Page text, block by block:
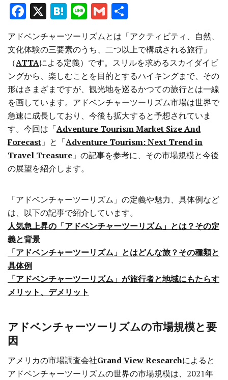
F
a
ce
b
o
o
k
X H
at
e
n
a
Li
n
e
G
m
ai
l
有
アドベンチャーツーリズムとは「アクティビティ、自然、
文化体験の三要素のうち、二つ以上で構成される旅行」
（ATTAによる定義）です。スリルを求めるスカイダイビ
ングから、楽しむことを目的とするハイキングまで、その
形はさまざまですが、観光地を巡るかつての旅行とは一線
を画しています。アドベンチャーツーリズム市場は世界で
急速に成長しており、今後も拡大すると予想されていま
す。今回は「Adventure Tourism Market Size And
Forecast 」と「Adventure Tourism: Next Trend in
Travel Treasure 」の記事を参考に、その市場規模と今後
の展望を紹介します。
「アドベンチャーツーリズム」の定義や魅力、具体例など
は、以下の記事で紹介しています。
人気急上昇の「アドベンチャーツーリズム」とは？その定
義と背景
「アドベンチャーツーリズム」とはどんな旅？その種類と
具体例
「アドベンチャーツーリズム」が旅行者と地域にもたらす
メリット、デメリット
アドベンチャーツーリズムの市場規模と要
因
アメリカの市場調査会社Grand View Researchによると
アドベンチャーツーリズムの世界の市場規模は、2021年